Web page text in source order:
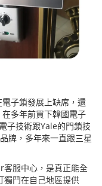
子鎖發展上缺席，還
多年前買下韓國電子
子技術跟Yale的門鎖技
牌，多年來一直跟三星
服中心，是真正能全
獨鬥在自己地區提供